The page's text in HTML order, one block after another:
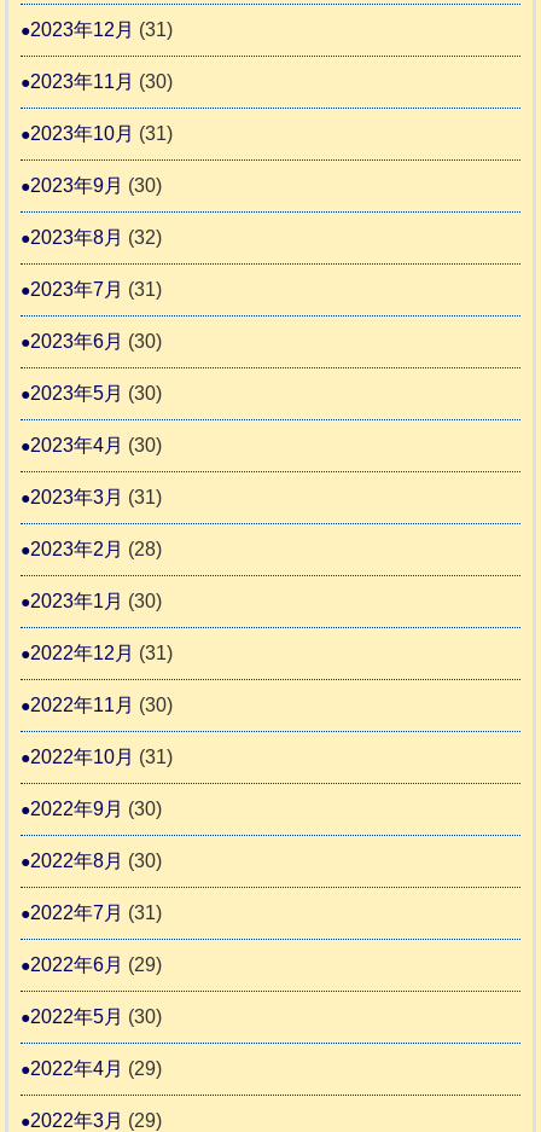
2023年12月 (31)
2023年11月 (30)
2023年10月 (31)
2023年9月 (30)
2023年8月 (32)
2023年7月 (31)
2023年6月 (30)
2023年5月 (30)
2023年4月 (30)
2023年3月 (31)
2023年2月 (28)
2023年1月 (30)
2022年12月 (31)
2022年11月 (30)
2022年10月 (31)
2022年9月 (30)
2022年8月 (30)
2022年7月 (31)
2022年6月 (29)
2022年5月 (30)
2022年4月 (29)
2022年3月 (29)